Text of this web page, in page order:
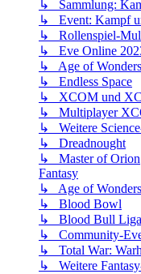
↳ Sammlung:
↳ Event: Kampf
↳ Rollenspiel-
↳ Eve Online
↳ Age of
↳ Endless Space
↳ XCOM und
↳ Multiplayer
↳ Weitere
↳ Dreadnought
↳ Master of Orion
Fantasy
↳ Age of
↳ Blood Bowl
↳ Blood Bull
↳ Community-
↳ Total War:
↳ Weitere